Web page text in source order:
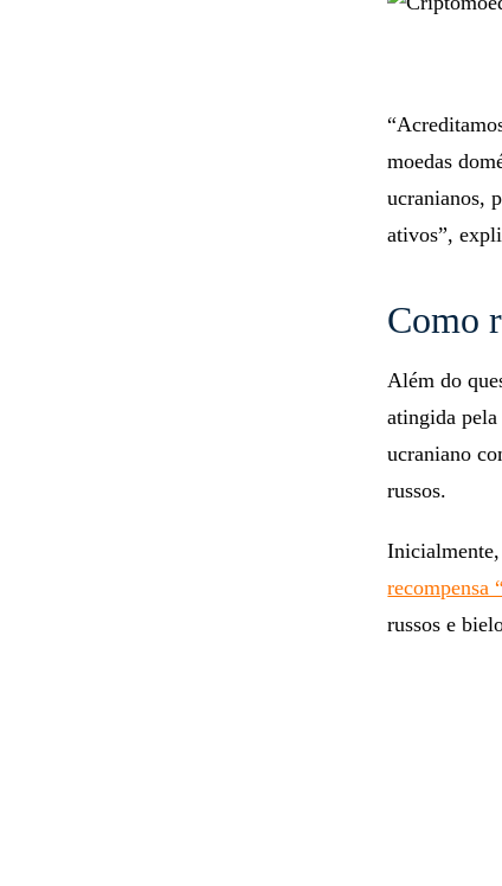
moedas
ucranianos,
ativos”,
Como
Além do
atingida
ucraniano
russos.
recompensa
russos e